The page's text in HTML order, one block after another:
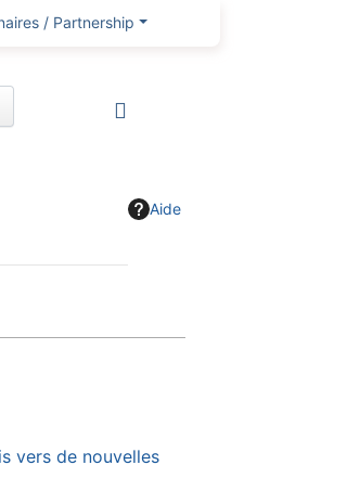
/ Partnership
Aide
vers de nouvelles